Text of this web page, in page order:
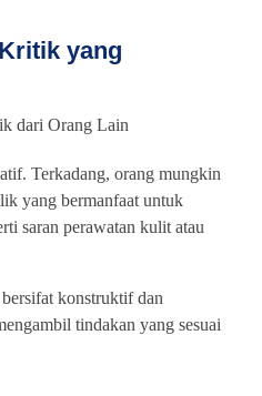
yang
Terkadang, orang mungkin
yang bermanfaat untuk
saran perawatan kulit atau
konstruktif dan
tindakan yang sesuai